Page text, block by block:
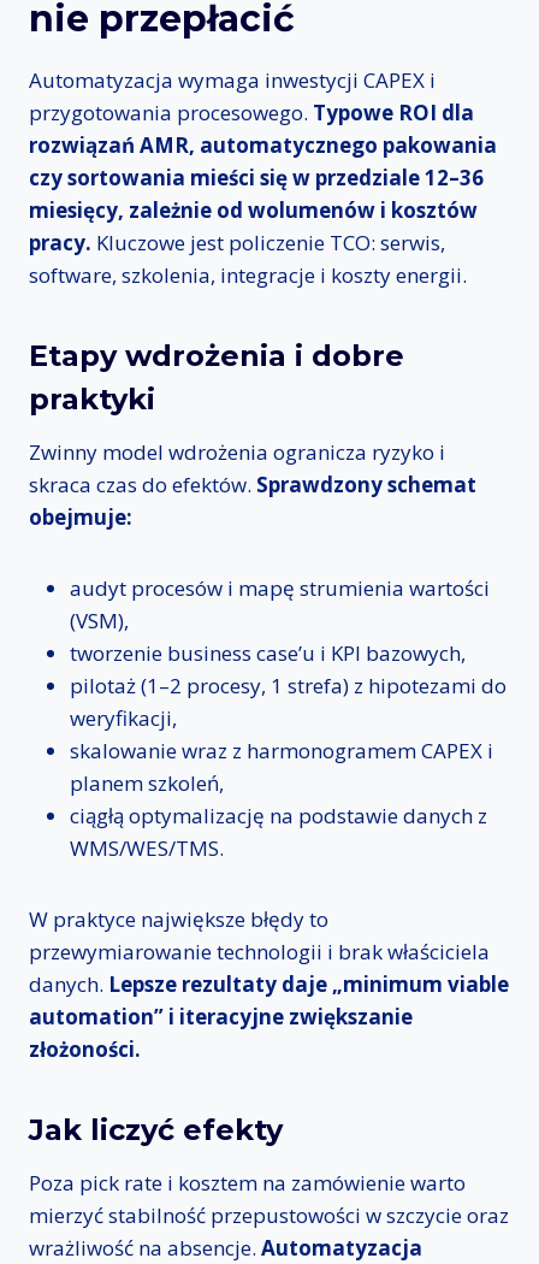
nie przepłacić
Automatyzacja wymaga inwestycji CAPEX i
przygotowania procesowego. Typowe ROI dla
rozwiązań AMR, automatycznego pakowania
czy sortowania mieści się w przedziale 12–36
miesięcy, zależnie od wolumenów i kosztów
pracy. Kluczowe jest policzenie TCO: serwis,
software, szkolenia, integracje i koszty energii.
Etapy wdrożenia i dobre
praktyki
Zwinny model wdrożenia ogranicza ryzyko i
skraca czas do efektów. Sprawdzony schemat
obejmuje:
audyt procesów i mapę strumienia wartości
(VSM),
tworzenie business case’u i KPI bazowych,
pilotaż (1–2 procesy, 1 strefa) z hipotezami do
weryfikacji,
skalowanie wraz z harmonogramem CAPEX i
planem szkoleń,
ciągłą optymalizację na podstawie danych z
WMS/WES/TMS.
W praktyce największe błędy to
przewymiarowanie technologii i brak właściciela
danych. Lepsze rezultaty daje „minimum viable
automation” i iteracyjne zwiększanie
złożoności.
Jak liczyć efekty
Poza pick rate i kosztem na zamówienie warto
mierzyć stabilność przepustowości w szczycie oraz
wrażliwość na absencje. Automatyzacja